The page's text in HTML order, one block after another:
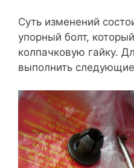
Суть изменений
упорный болт,
колпачковую гайку.
выполнить